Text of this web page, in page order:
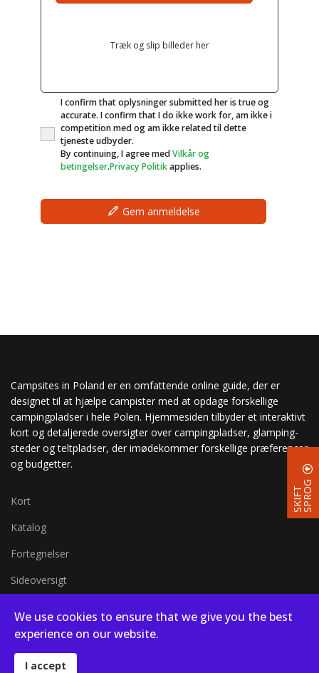
S
K
I
F
T
S
P
R
OG
Træk og slip billeder her
I confirm that oplysninger submitted her is true og
accurate. I confirm that I do ikke work for, am ikke i
competition med og am ikke related til dette
tjeneste udbyder.
By continuing, I agree medVilkår og
betingelser.Privacy Politikapplies.
Gem anmeldelse
Campsites in Poland er en omfattende online guide, der er
designet til at hjælpe campister med at opdage forskellige
campingpladser i hele Polen. Hjemmesiden tilbyder et interaktivt
kort og detaljerede oversigter over campingpladser, glamping-
steder og teltpladser, der imødekommer forskellige præferencer
og budgetter.
Kort
Katalog
Fortegnelser
Sideoversigt
Blog
We use cookies to ensure that we give you the best
experience on our website.
I accept